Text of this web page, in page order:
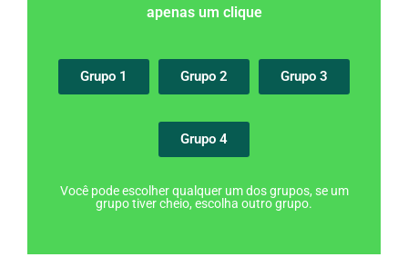
apenas um clique
Grupo 1 Grupo 2 Grupo 3
Grupo 4
Você pode escolher qualquer um dos grupos, se um
grupo tiver cheio, escolha outro grupo.